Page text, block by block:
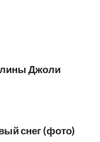
Джоли
снег (фото)